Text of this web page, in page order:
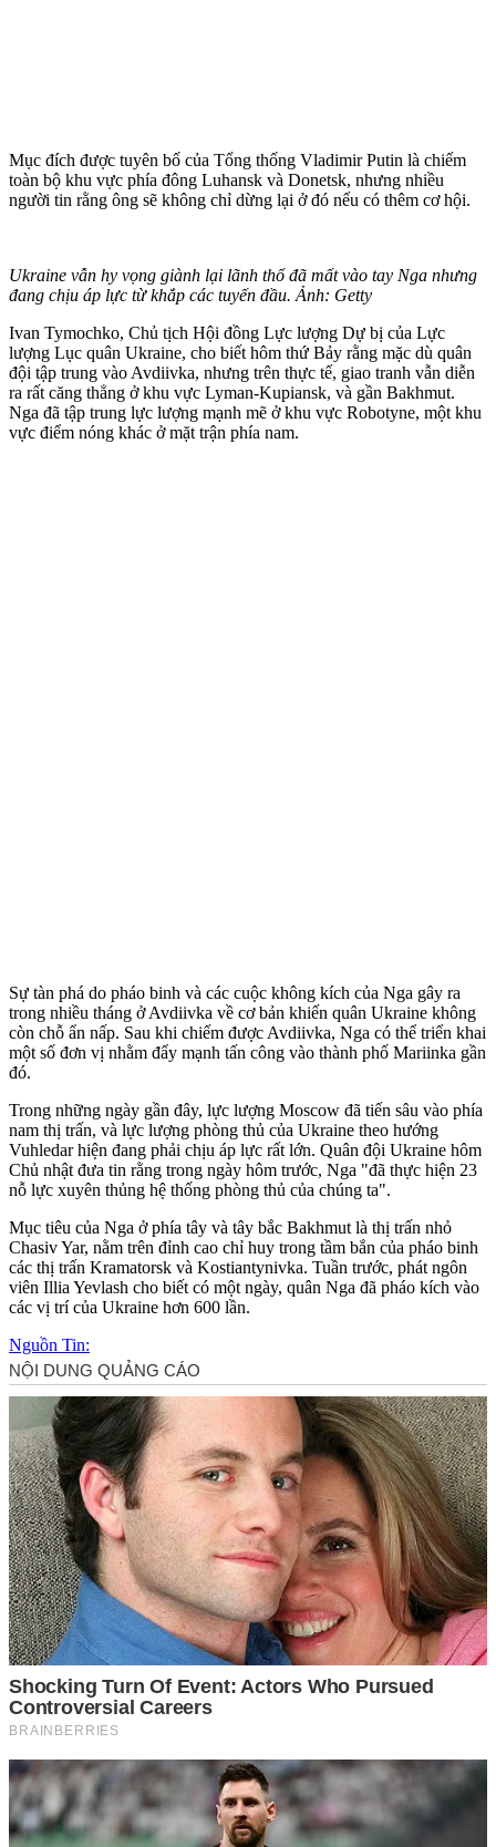
Mục đích được tuyên bố của Tổng thống Vladimir Putin là chiếm
toàn bộ khu vực phía đông Luhansk và Donetsk, nhưng nhiều
người tin rằng ông sẽ không chỉ dừng lại ở đó nếu có thêm cơ hội.
Ukraine vẫn hy vọng giành lại lãnh thổ đã mất vào tay Nga nhưng
đang chịu áp lực từ khắp các tuyến đầu. Ảnh: Getty
Ivan Tymochko, Chủ tịch Hội đồng Lực lượng Dự bị của Lực
lượng Lục quân Ukraine, cho biết hôm thứ Bảy rằng mặc dù quân
đội tập trung vào Avdiivka, nhưng trên thực tế, giao tranh vẫn diễn
ra rất căng thẳng ở khu vực Lyman-Kupiansk, và gần Bakhmut.
Nga đã tập trung lực lượng mạnh mẽ ở khu vực Robotyne, một khu
vực điểm nóng khác ở mặt trận phía nam.
Sự tàn phá do pháo binh và các cuộc không kích của Nga gây ra
trong nhiều tháng ở Avdiivka về cơ bản khiến quân Ukraine không
còn chỗ ẩn nấp. Sau khi chiếm được Avdiivka, Nga có thể triển khai
một số đơn vị nhằm đẩy mạnh tấn công vào thành phố Mariinka gần
đó.
Trong những ngày gần đây, lực lượng Moscow đã tiến sâu vào phía
nam thị trấn, và lực lượng phòng thủ của Ukraine theo hướng
Vuhledar hiện đang phải chịu áp lực rất lớn. Quân đội Ukraine hôm
Chủ nhật đưa tin rằng trong ngày hôm trước, Nga "đã thực hiện 23
nỗ lực xuyên thủng hệ thống phòng thủ của chúng ta".
Mục tiêu của Nga ở phía tây và tây bắc Bakhmut là thị trấn nhỏ
Chasiv Yar, nằm trên đỉnh cao chỉ huy trong tầm bắn của pháo binh
các thị trấn Kramatorsk và Kostiantynivka. Tuần trước, phát ngôn
viên Illia Yevlash cho biết có một ngày, quân Nga đã pháo kích vào
các vị trí của Ukraine hơn 600 lần.
Nguồn Tin: